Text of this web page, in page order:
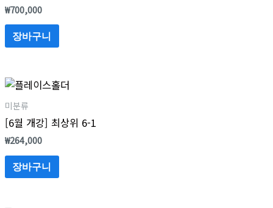
₩700,000
장바구니
미분류
[6월 개강] 최상위 6-1
₩264,000
장바구니